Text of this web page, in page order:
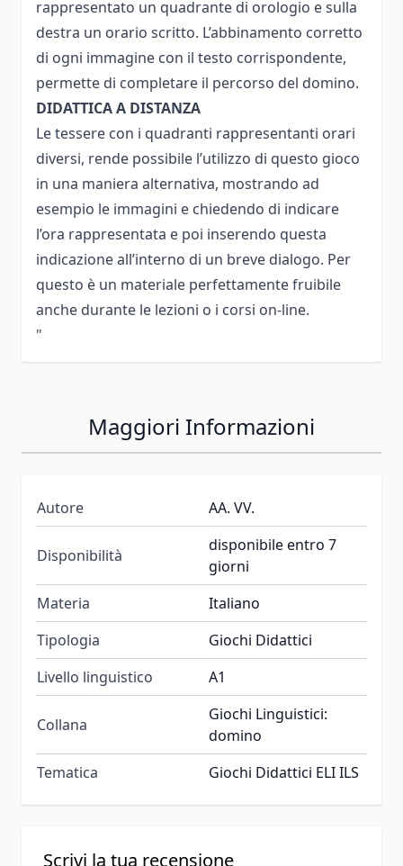
rappresentato un quadrante di orologio e sulla
destra un orario scritto. L’abbinamento corretto
di ogni immagine con il testo corrispondente,
permette di completare il percorso del domino.
DIDATTICA A DISTANZA
Le tessere con i quadranti rappresentanti orari
diversi, rende possibile l’utilizzo di questo gioco
in una maniera alternativa, mostrando ad
esempio le immagini e chiedendo di indicare
l’ora rappresentata e poi inserendo questa
indicazione all’interno di un breve dialogo. Per
questo è un materiale perfettamente fruibile
anche durante le lezioni o i corsi on-line.
"
Maggiori Informazioni
Autore AA. VV.
Disponibilità
disponibile entro 7
giorni
Materia
Italiano
Tipologia
Giochi Didattici
Livello linguistico
A1
Collana
Giochi Linguistici:
domino
Tematica
Giochi Didattici ELI ILS
Scrivi la tua recensione